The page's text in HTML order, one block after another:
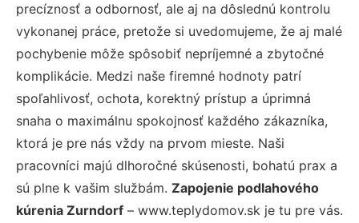
precíznosť a odbornosť, ale aj na dôslednú kontrolu
vykonanej práce, pretože si uvedomujeme, že aj malé
pochybenie môže spôsobiť nepríjemné a zbytočné
komplikácie. Medzi naše firemné hodnoty patrí
spoľahlivosť, ochota, korektný prístup a úprimná
snaha o maximálnu spokojnosť každého zákazníka,
ktorá je pre nás vždy na prvom mieste. Naši
pracovníci majú dlhoročné skúsenosti, bohatú prax a
sú plne k vašim službám. Zapojenie podlahového
kúrenia Zurndorf – www.teplydomov.sk je tu pre vás.